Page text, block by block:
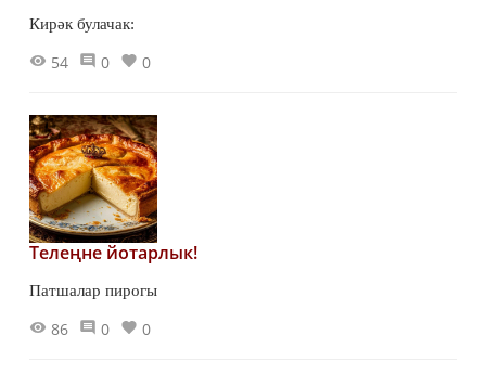
Кирәк булачак:
54 0 0
Телеңне йотарлык!
Патшалар пирогы
86 0 0